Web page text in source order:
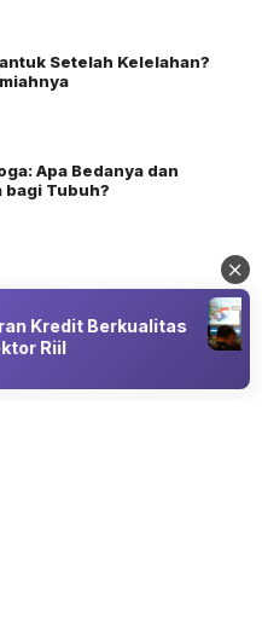
Setelah Kelelahan?
Apa Bedanya dan
bagi Tubuh?
Advertisement
Kredit Berkualitas
Riil